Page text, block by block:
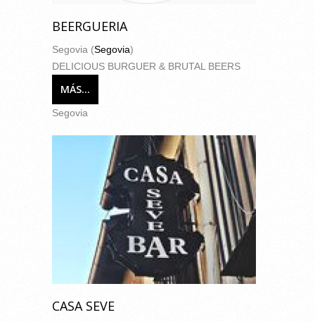
BEERGUERIA
Segovia (Segovia)
DELICIOUS BURGUER & BRUTAL BEERS
MÁS...
Segovia
CASA SEVE